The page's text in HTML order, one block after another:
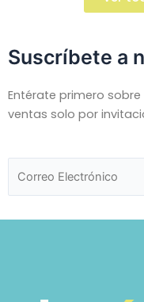
Suscríbete a
Entérate primero
ventas solo por